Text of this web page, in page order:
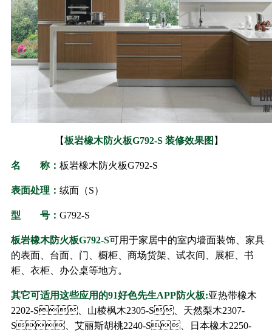
【板岩橡木防火板G792-S 装修效果图 】
名 称： 板岩橡木防火板G792-S
表面处理： 绒面（S）
型 号： G792-S
板岩橡木防火板G792-S可用于家居中的室内墙面装饰、家具
的表面、台面、门、橱柜、商场货架、试衣间、展柜、书
柜、衣柜、办公桌等地方。
其它可适用这些应用的91好色先生APP防火板:亚热带橡木
2202-S、山棱枫木2305-S、天然梨木2307-
S、艾丽斯胡桃2240-S、日本橡木2250-